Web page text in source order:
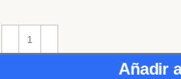
Añadir